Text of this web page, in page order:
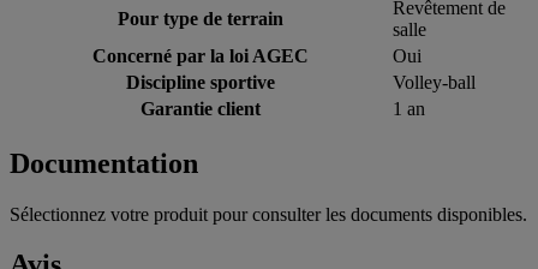
Pour type de terrain
Revêtement de
salle
Concerné par la loi AGEC
Oui
Discipline sportive
Volley-ball
Garantie client
1 an
Documentation
Sélectionnez votre produit pour consulter les documents disponibles.